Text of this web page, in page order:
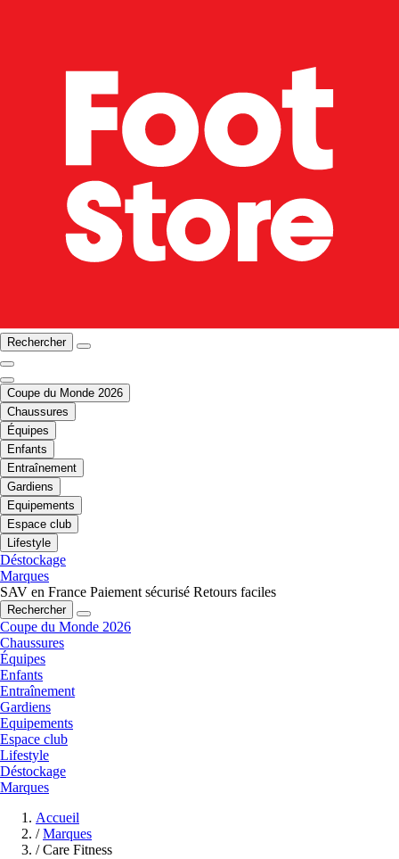
Rechercher
Coupe du Monde 2026
Chaussures
Équipes
Enfants
Entraînement
Gardiens
Equipements
Espace club
Lifestyle
Déstockage
Marques
SAV en France Paiement sécurisé Retours faciles
Rechercher
Coupe du Monde 2026
Chaussures
Équipes
Enfants
Entraînement
Gardiens
Equipements
Espace club
Lifestyle
Déstockage
Marques
Accueil
/ Marques
/ Care Fitness